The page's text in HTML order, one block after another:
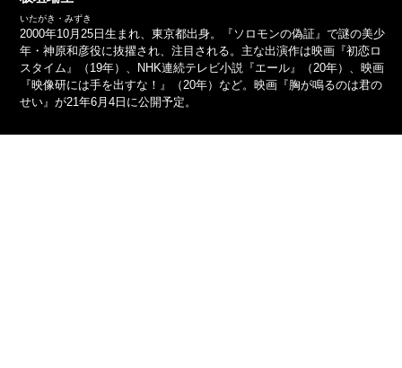
いたがき・みずき
2000年10月25日生まれ、東京都出身。『ソロモンの偽証』で謎の美少
年・神原和彦役に抜擢され、注目される。主な出演作は映画『初恋ロ
スタイム』（19年）、NHK連続テレビ小説『エール』（20年）、映画
『映像研には手を出すな！』（20年）など。映画『胸が鳴るのは君の
せい』が21年6月4日に公開予定。